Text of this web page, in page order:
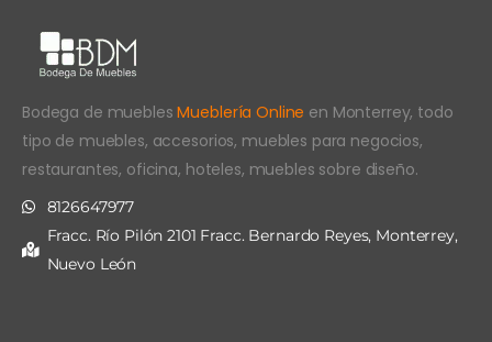
Bodega de mueblesMueblería Online en Monterrey, todo
tipo de muebles, accesorios, muebles para negocios,
restaurantes, oficina, hoteles, muebles sobre diseño.
8126647977
Fracc. Río Pilón 2101 Fracc. Bernardo Reyes, Monterrey,
Nuevo León